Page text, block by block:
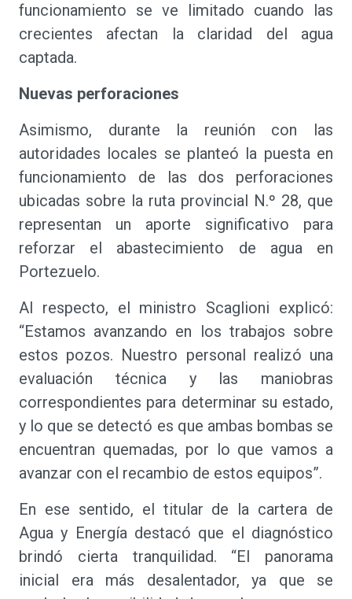
funcionamiento se ve limitado cuando las
crecientes afectan la claridad del agua
captada.
Nuevas perforaciones
Asimismo, durante la reunión con las
autoridades locales se planteó la puesta en
funcionamiento de las dos perforaciones
ubicadas sobre la ruta provincial N.º 28, que
representan un aporte significativo para
reforzar el abastecimiento de agua en
Portezuelo.
Al respecto, el ministro Scaglioni explicó:
“Estamos avanzando en los trabajos sobre
estos pozos. Nuestro personal realizó una
evaluación técnica y las maniobras
correspondientes para determinar su estado,
y lo que se detectó es que ambas bombas se
encuentran quemadas, por lo que vamos a
avanzar con el recambio de estos equipos”.
En ese sentido, el titular de la cartera de
Agua y Energía destacó que el diagnóstico
brindó cierta tranquilidad. “El panorama
inicial era más desalentador, ya que se